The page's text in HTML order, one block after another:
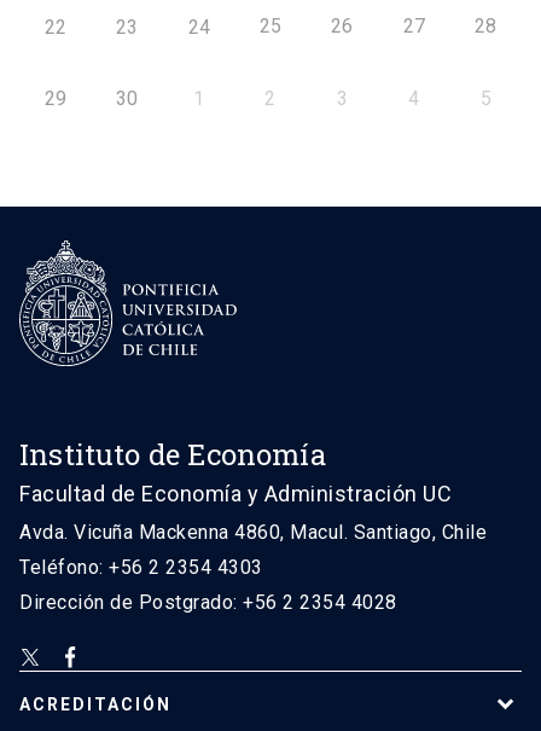
22 23 24 25 26 27 28
29 30 1 2 3 4 5
Instituto de Economía
Facultad de Economía y Administración UC
Avda. Vicuña Mackenna 4860, Macul. Santiago, Chile
Teléfono: +56 2 2354 4303
Dirección de Postgrado: +56 2 2354 4028
ACREDITACIÓN